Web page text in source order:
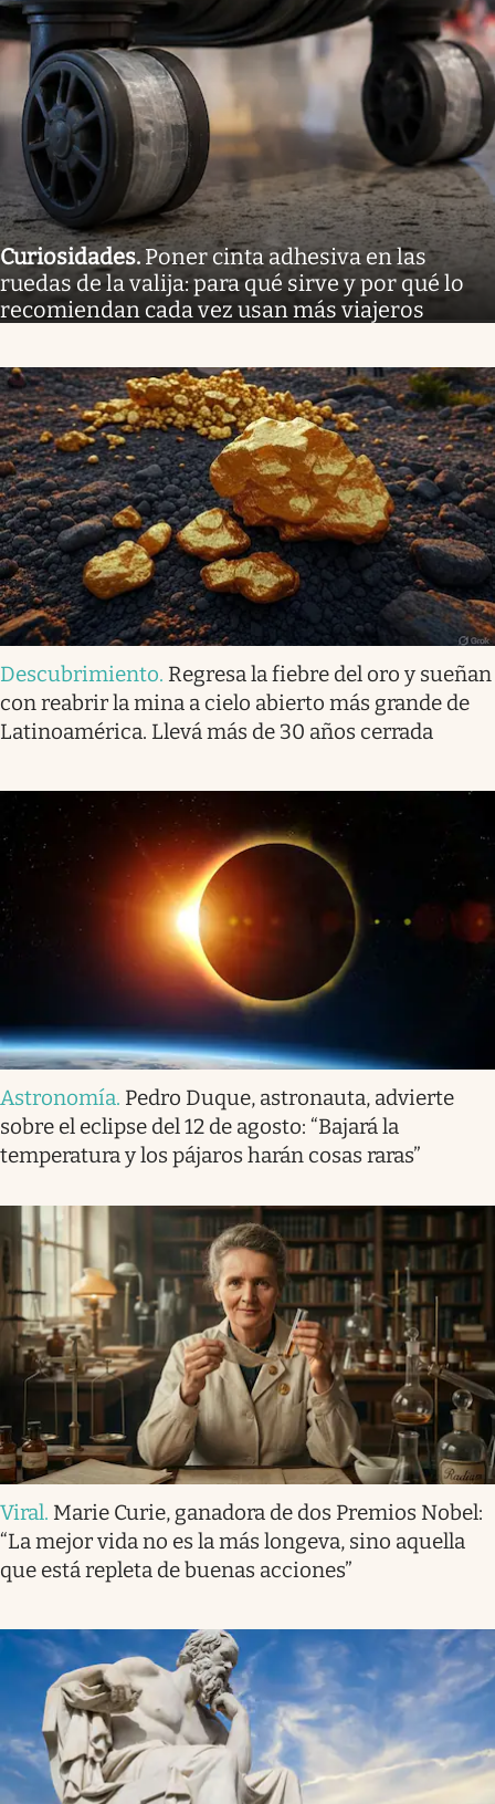
Curiosidades. Poner cinta adhesiva en las
ruedas de la valija: para qué sirve y por qué lo
recomiendan cada vez usan más viajeros
Descubrimiento. Regresa la fiebre del oro y sueñan
con reabrir la mina a cielo abierto más grande de
Latinoamérica. Llevá más de 30 años cerrada
Astronomía. Pedro Duque, astronauta, advierte
sobre el eclipse del 12 de agosto: “Bajará la
temperatura y los pájaros harán cosas raras”
Viral. Marie Curie, ganadora de dos Premios Nobel:
“La mejor vida no es la más longeva, sino aquella
que está repleta de buenas acciones”